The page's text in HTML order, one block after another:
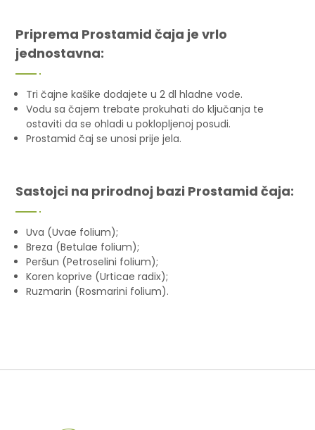
Priprema Prostamid čaja je vrlo
jednostavna:
Tri čajne kašike dodajete u 2 dl hladne vode.
Vodu sa čajem trebate prokuhati do ključanja te
ostaviti da se ohladi u poklopljenoj posudi.
Prostamid čaj se unosi prije jela.
Sastojci na prirodnoj bazi Prostamid čaja:
Uva (Uvae folium);
Breza (Betulae folium);
Peršun (Petroselini folium);
Koren koprive (Urticae radix);
Ruzmarin (Rosmarini folium).